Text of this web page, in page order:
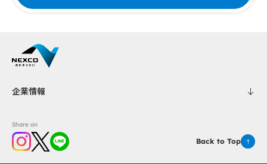
企業情報
Share on
Back to Top